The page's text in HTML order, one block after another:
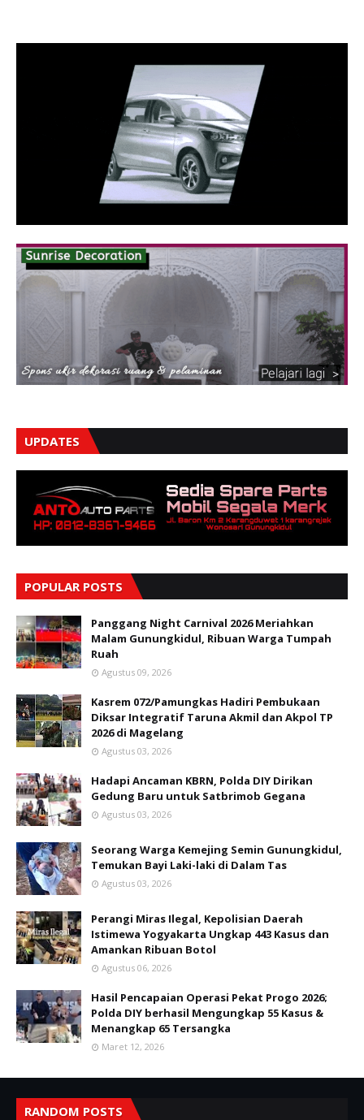
UPDATES
POPULAR POSTS
Panggang Night Carnival 2026 Meriahkan
Malam Gunungkidul, Ribuan Warga Tumpah
Ruah
Agustus 09, 2026
Kasrem 072/Pamungkas Hadiri Pembukaan
Diksar Integratif Taruna Akmil dan Akpol TP
2026 di Magelang
Agustus 03, 2026
Hadapi Ancaman KBRN, Polda DIY Dirikan
Gedung Baru untuk Satbrimob Gegana
Agustus 03, 2026
Seorang Warga Kemejing Semin Gunungkidul,
Temukan Bayi Laki-laki di Dalam Tas
Agustus 03, 2026
Perangi Miras Ilegal, Kepolisian Daerah
Istimewa Yogyakarta Ungkap 443 Kasus dan
Amankan Ribuan Botol
Agustus 06, 2026
Hasil Pencapaian Operasi Pekat Progo 2026;
Polda DIY berhasil Mengungkap 55 Kasus &
Menangkap 65 Tersangka
Maret 12, 2026
RANDOM POSTS